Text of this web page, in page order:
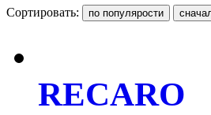
Сортировать:
RECARO